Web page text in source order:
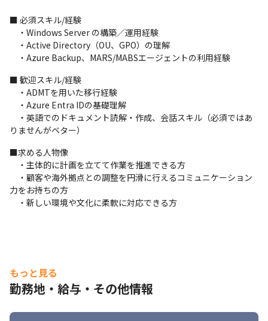
■ 必須スキル/経験
・Windows Server の構築／運用経験
・Active Directory（OU、GPO）の理解
・Azure Backup、MARS/MABSエージェントの利用経験
■ 歓迎スキル/経験
・ADMTを用いた移行経験
・Azure Entra IDの基礎理解
・英語でのドキュメント読解・作成、会話スキル（必須ではあ
りませんがベター）
■求める人物像
・主体的に計画を立てて作業を推進できる方
・顧客や海外拠点との調整を円滑に行えるコミュニケーション
力をお持ちの方
・新しい環境や文化に柔軟に対応できる方
もっと見る
勤務地・給与・その他情報